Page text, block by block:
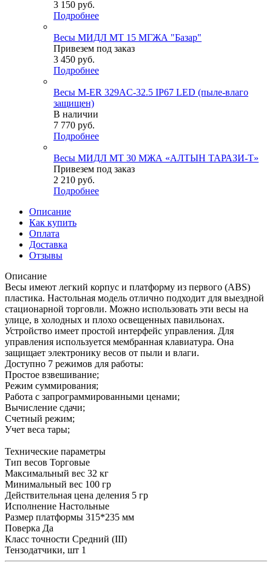
3 150 руб.
Подробнее
Весы МИДЛ МТ 15 МГЖА "Базар"
Привезем под заказ
3 450 руб.
Подробнее
Весы M-ER 329AC-32.5 IP67 LED (пыле-влаго
защищен)
В наличии
7 770 руб.
Подробнее
Весы МИДЛ МТ 30 МЖА «АЛТЫН ТАРАЗИ-Т»
Привезем под заказ
2 210 руб.
Подробнее
Описание
Как купить
Оплата
Доставка
Отзывы
Описание
Весы имеют легкий корпус и платформу из первого (ABS)
пластика. Настольная модель отлично подходит для выездной
стационарной торговли. Можно использовать эти весы на
улице, в холодных и плохо освещенных павильонах.
Устройство имеет простой интерфейс управления. Для
управления используется мембранная клавиатура. Она
защищает электронику весов от пыли и влаги.
Доступно 7 режимов для работы:
Простое взвешивание;
Режим суммирования;
Работа с запрограммированными ценами;
Вычисление сдачи;
Счетный режим;
Учет веса тары;
Технические параметры
Тип весов Торговые
Максимальный вес 32 кг
Минимальный вес 100 гр
Действительная цена деления 5 гр
Исполнение Настольные
Размер платформы 315*235 мм
Поверка Да
Класс точности Средний (III)
Тензодатчики, шт 1